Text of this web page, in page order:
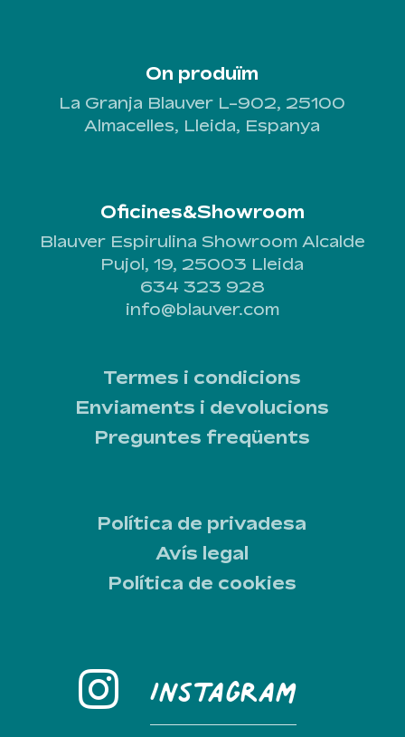
On produïm
La Granja Blauver L-902, 25100
Almacelles, Lleida, Espanya
Oficines&Showroom
Blauver Espirulina Showroom Alcalde
Pujol, 19, 25003 Lleida
634 323 928
info@blauver.com
Termes i condicions
Enviaments i devolucions
Preguntes freqüents
Política de privadesa
Avís legal
Política de cookies
Instagram